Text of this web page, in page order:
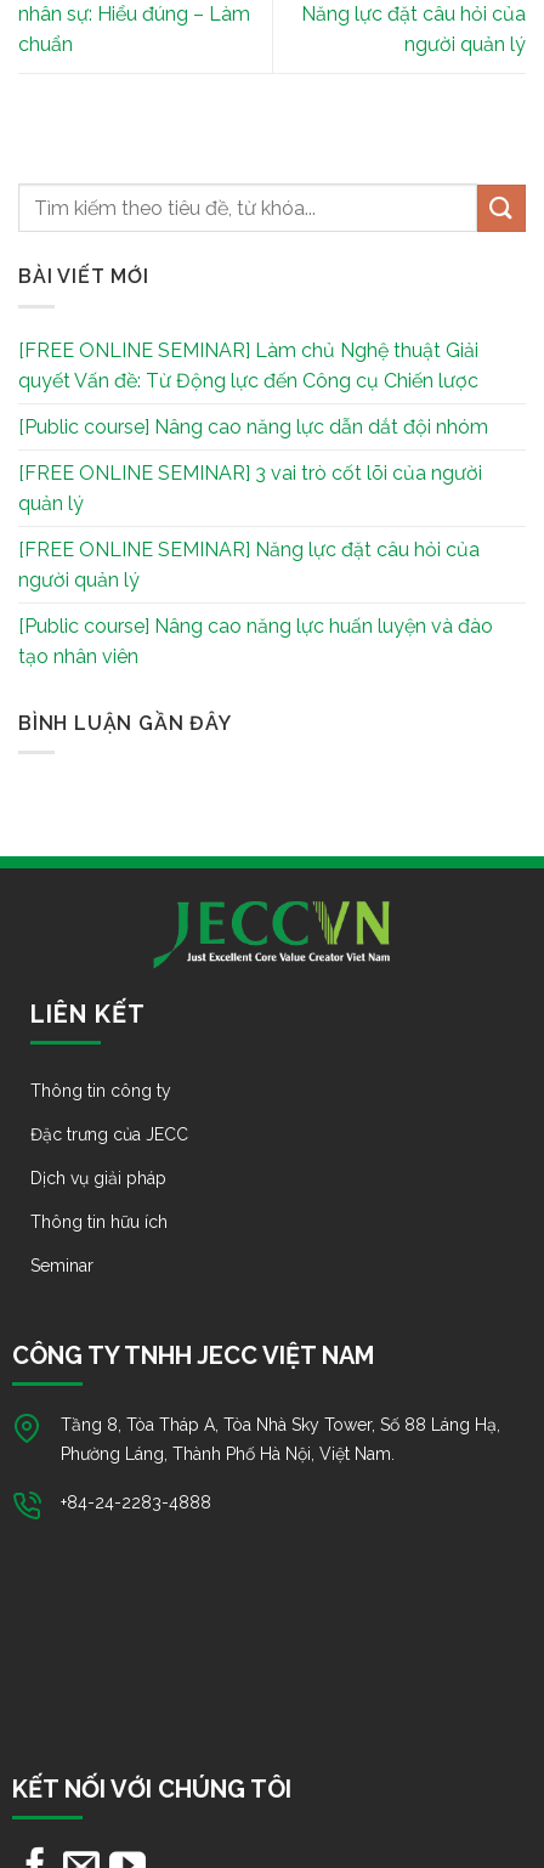
nhân sự: Hiểu đúng – Làm
chuẩn
Năng lực đặt câu hỏi của
người quản lý
BÀI VIẾT MỚI
[FREE ONLINE SEMINAR] Làm chủ Nghệ thuật Giải
quyết Vấn đề: Từ Động lực đến Công cụ Chiến lược
[Public course] Nâng cao năng lực dẫn dắt đội nhóm
[FREE ONLINE SEMINAR] 3 vai trò cốt lõi của người
quản lý
[FREE ONLINE SEMINAR] Năng lực đặt câu hỏi của
người quản lý
[Public course] Nâng cao năng lực huấn luyện và đào
tạo nhân viên
BÌNH LUẬN GẦN ĐÂY
LIÊN KẾT
Thông tin công ty
Đặc trưng của JECC
Dịch vụ giải pháp
Thông tin hữu ích
Seminar
CÔNG TY TNHH JECC VIỆT NAM
Tầng 8, Tòa Tháp A, Tòa Nhà Sky Tower, Số 88 Láng Hạ,
Phường Láng, Thành Phố Hà Nội, Việt Nam.
+84-24-2283-4888
KẾT NỐI VỚI CHÚNG TÔI